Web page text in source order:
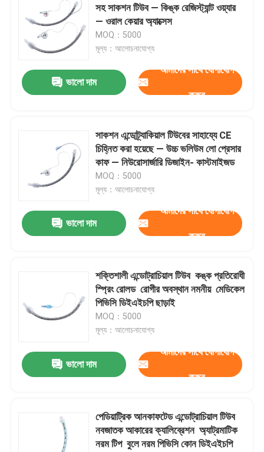
OEM ক্যাথেটার
সহ সাকশন টিউব — কিঙ্ক রেজিস্ট্যান্ট ওয়্যার
— ওরাল কেয়ার অ্যাক্সেস
MOQ：5000
মূল্য：আলোচনাযোগ্য
ভালো দাম
আমাদের সাথে যোগাযোগ
করুন
সাকশন এন্ডোট্র্যাকিয়াল টিউবের সাহায্যে CE
চিহ্নিত করা হয়েছে — উচ্চ ভলিউম লো প্রেসার
কাফ — নিউরোসার্জারি ডিজাইন- কাস্টমাইজড
MOQ：5000
মূল্য：আলোচনাযোগ্য
ভালো দাম
আমাদের সাথে যোগাযোগ
করুন
শক্তিশালী এন্ডোট্রাচিয়াল টিউব ️ কঙ্ক প্রতিরোধী
স্প্রিং রোলড ️ রোগীর অবস্থান নমনীয় ️ মেডিকেল
পিভিসি ডিইএইচপি ছাড়াই
MOQ：5000
মূল্য：আলোচনাযোগ্য
ভালো দাম
আমাদের সাথে যোগাযোগ
করুন
পেডিয়াট্রিক আনকাফটেড এন্ডোট্রাচিয়াল টিউব ️
নবজাতক আকারের ক্যালিব্রেশন ️ অ্যাট্রমাটিক
নরম টিপ ️ বুলে নরম পিভিসি কোন ডিইএইচপি